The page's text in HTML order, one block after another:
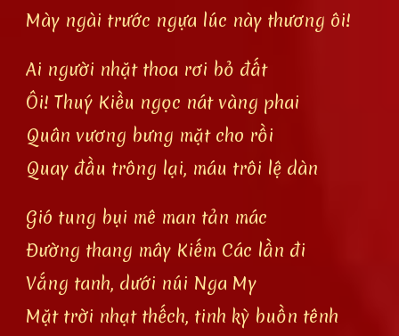
Mày ngài trước ngựa lúc này thương ôi!
Ai người nhặt thoa rơi bỏ đất
Ôi! Thuý Kiều ngọc nát vàng phai
Quân vương bưng mặt cho rồi
Quay đầu trông lại, máu trôi lệ dàn
Gió tung bụi mê man tản mác
Đường thang mây Kiếm Các lần đi
Vắng tanh, dưới núi Nga My
Mặt trời nhạt thếch, tinh kỳ buồn tênh